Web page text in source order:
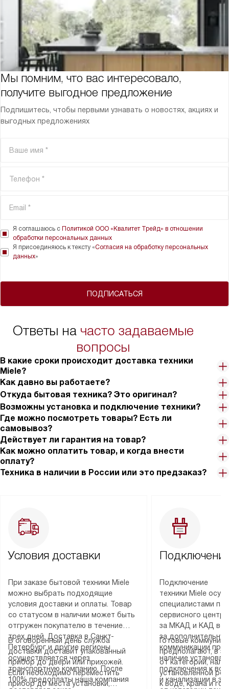
Мы помним, что вас интересовало,
получите выгодное предложение
Подпишитесь, чтобы первыми узнавать о новостях, акциях и
выгодных предложениях
ПОДПИСАТЬСЯ
Я соглашаюсь с Политикой ООО «Квалитет Трейд» в отношении
обработки персональных данных
Я присоединяюсь к тексту «Согласия на обработку персональных
данных»
Ответы на часто задаваемые
вопросы
В какие сроки происходит доставка техники
Miele?
Как давно вы работаете?
Откуда бытовая техника? Это оригинал?
Возможны установка и подключение техники?
Где можно посмотреть товары? Есть ли
самовывоз?
Действует ли гарантия на товар?
Как можно оплатить товар, и когда внести
оплату?
Техника в наличии в России или это предзаказ?
Условия доставки
При заказе бытовой техники Miele
можно выбрать подходящие
условия доставки и оплаты. Товар
со статусом в наличии может быть
отгружен покупателю в течение
трех дней. Доставка в Санкт-
Петербург и другие регионы
осуществляется через
транспортную компанию. После
100% предоплаты наша компания
В оговоренный день служба
доставки доставит упакованный
прибор до двери или прихожей.
Если необходимо переместить
прибор до места установки,
Подключение
техники Miele
специалистами
сервисного
за МКАД и КАД
за
коммуникации
наличие
подключения к
и канализации в
Готовые
предполагают, в
от категории,
установленной
к воде, крана и